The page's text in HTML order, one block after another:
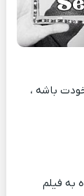
باشه ،
به فیلم